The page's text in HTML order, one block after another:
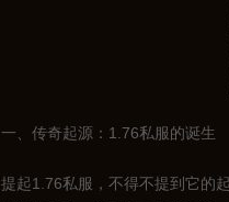
一、传奇起源：1.76私服的诞生
提起1.76私服，不得不提到它的